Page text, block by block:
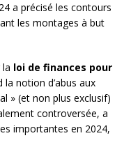
a précisé les contours
les montages à but
loi de finances pour
notion d’abus aux
» (et non plus exclusif)
controversée, a
importantes en 2024,